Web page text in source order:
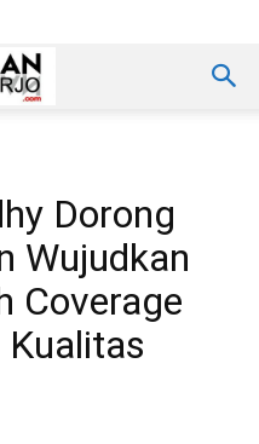
Dorong
Wujudkan
Coverage